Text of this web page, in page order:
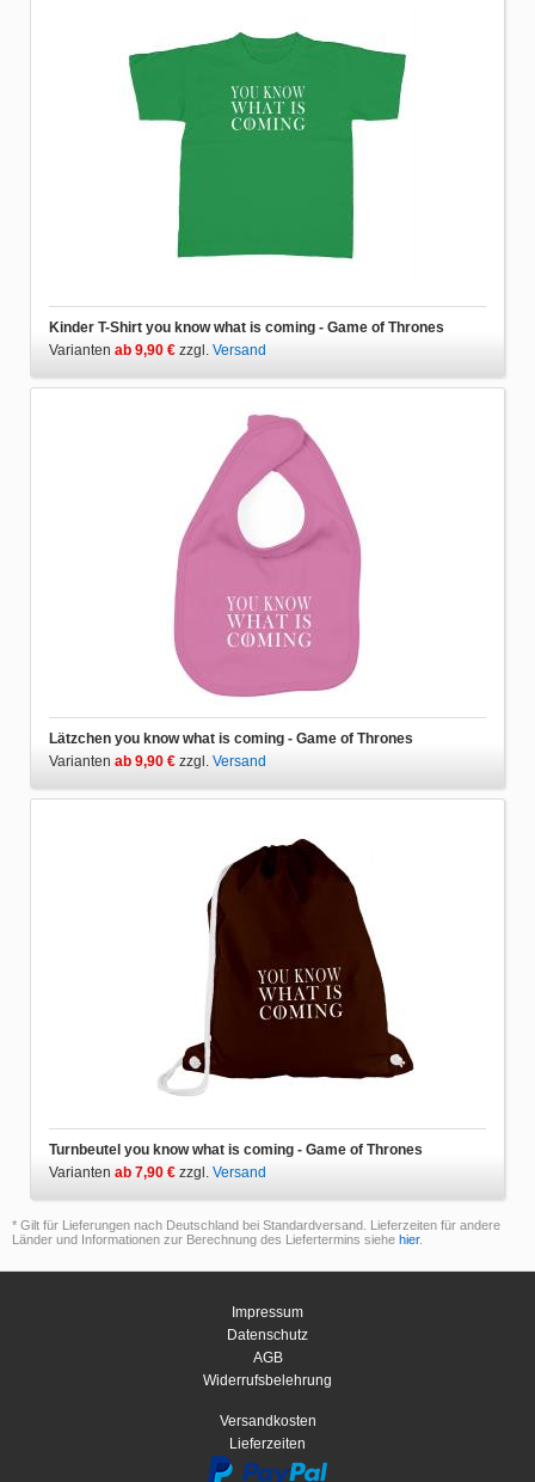
Kinder T-Shirt you know what is coming - Game of Thrones
Varianten ab 9,90 € zzgl. Versand
Lätzchen you know what is coming - Game of Thrones
Varianten ab 9,90 € zzgl. Versand
Turnbeutel you know what is coming - Game of Thrones
Varianten ab 7,90 € zzgl. Versand
* Gilt für Lieferungen nach Deutschland bei Standardversand. Lieferzeiten für andere
Länder und Informationen zur Berechnung des Liefertermins siehe hier.
Impressum
Datenschutz
AGB
Widerrufsbelehrung
Versandkosten
Lieferzeiten